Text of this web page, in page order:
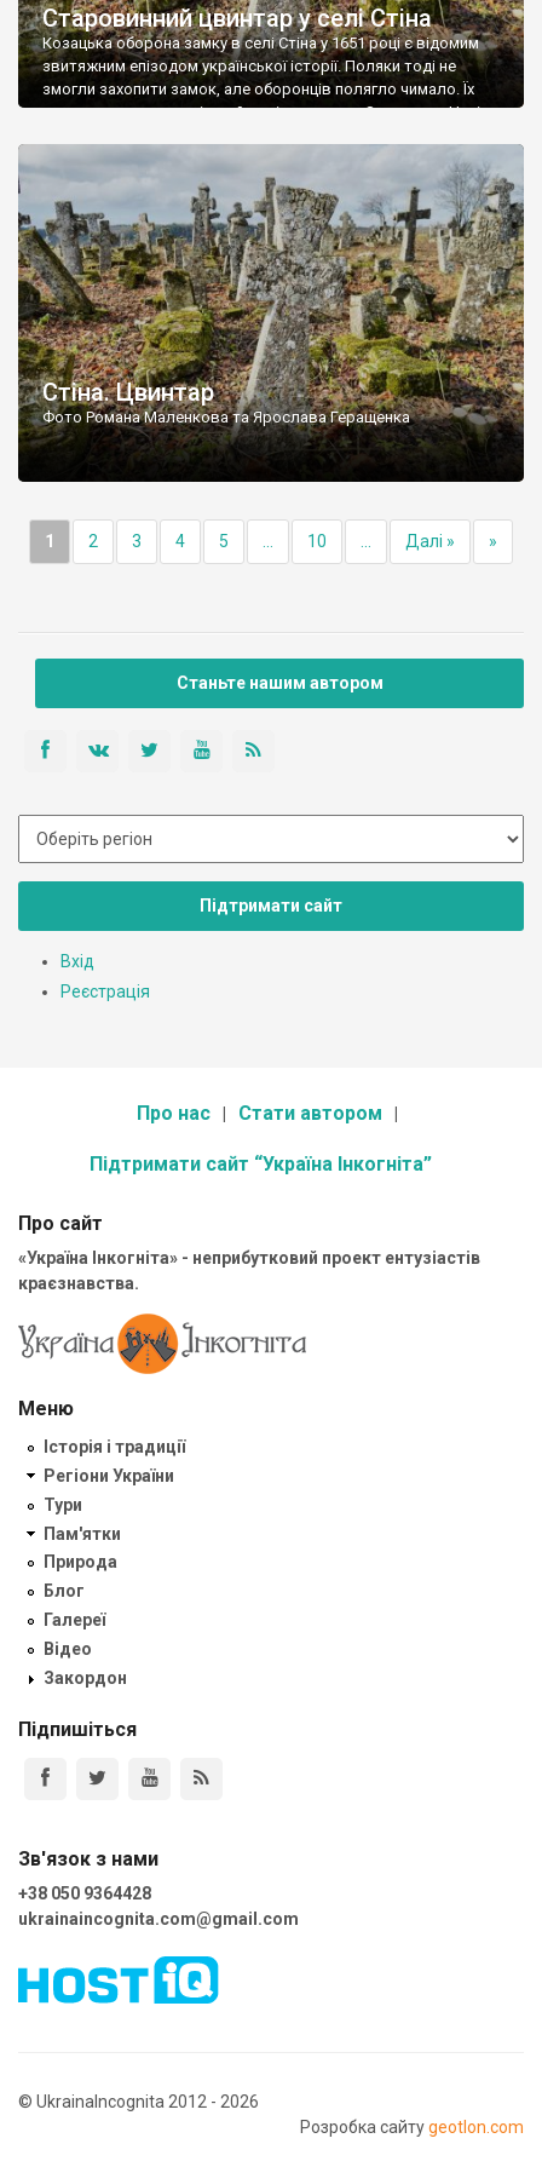
Старовинний цвинтар у селі Стіна
Козацька оборона замку в селі Стіна у 1651 році є відомим
звитяжним епізодом української історії. Поляки тоді не
змогли захопити замок, але оборонців полягло чимало. Їх
поховали на цвинтарі, який тоді називався Замковим. Нині на
ньому чимало хрестів 19 століття, є такі, де епітафії стер […]
Стіна. Цвинтар
Фото Романа Маленкова та Ярослава Геращенка
1 2 3 4 5 10 Далі » »
Станьте нашим автором
Підтримати сайт
Вхід
Реєстрація
Про нас Стати автором
Підтримати сайт “Україна Інкогніта”
Про сайт
«Україна Інкогніта» - неприбутковий проект ентузіастів
краєзнавства.
Меню
Історія і традиції
Регіони України
Тури
Пам'ятки
Природа
Блог
Галереї
Відео
Закордон
Підпишіться
Зв'язок з нами
+38 050 9364428
ukrainaincognita.com@gmail.com
© UkrainaIncognita 2012 - 2026
Розробка сайтуgeotlon.com